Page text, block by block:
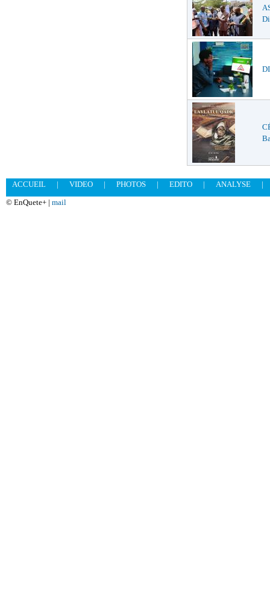
ACCUEIL | VIDEO | PHOTOS | EDITO | ANALYSE
|
© EnQuete+ | mail